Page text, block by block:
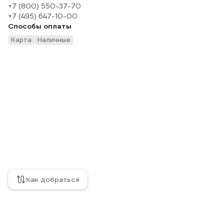
+7 (800) 550-37-70
+7 (495) 647-10-00
Способы оплаты
Карта Наличные
Как добраться